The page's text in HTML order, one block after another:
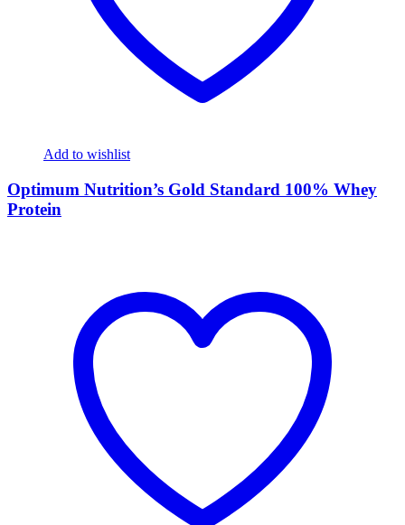
Add to wishlist
Optimum Nutrition’s Gold Standard 100% Whey
Protein